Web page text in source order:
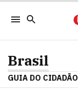
Brasil
GUIA DO CIDADÃO